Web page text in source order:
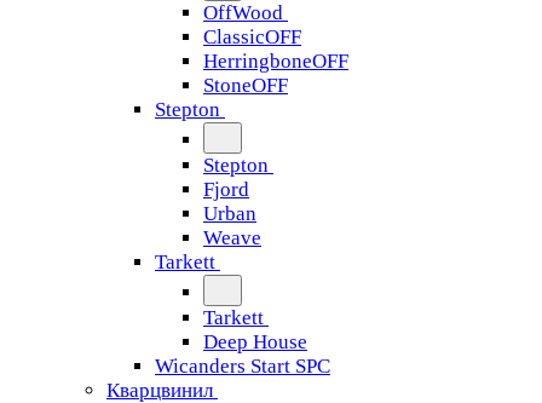
OffWood
ClassicOFF
HerringboneOFF
StoneOFF
Stepton
Stepton
Fjord
Urban
Weave
Tarkett
Tarkett
Deep House
Wicanders Start SPC
Кварцвинил